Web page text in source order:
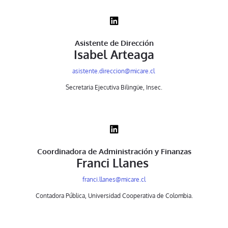
Asistente de Dirección
Isabel Arteaga
asistente.direccion@micare.cl
Secretaria Ejecutiva Bilingüe, Insec.
Coordinadora de Administración y Finanzas
Franci Llanes
franci.llanes@micare.cl
Contadora Pública, Universidad Cooperativa de Colombia.